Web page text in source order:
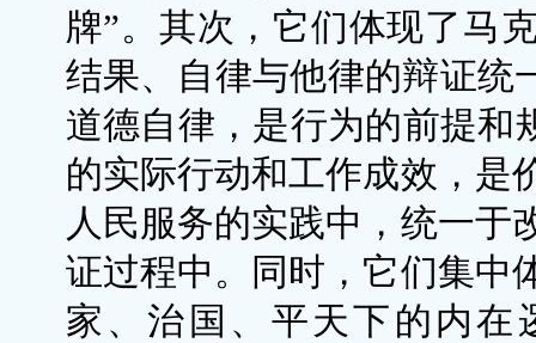
牌”。其次，它们体现了马
结果、自律与他律的辩证统
道德自律，是行为的前提和
的实际行动和工作成效，是
人民服务的实践中，统一于
证过程中。同时，它们集中
家、治国、平天下的内在